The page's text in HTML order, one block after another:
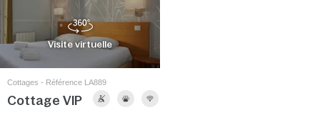
Visite virtuelle
Cottages - Référence LA889
Cottage VIP